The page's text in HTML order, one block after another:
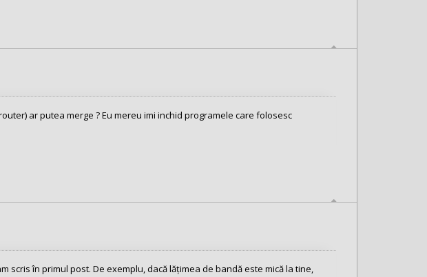
ar putea merge ? Eu mereu imi inchid programele care folosesc
scris în primul post. De exemplu, dacă lățimea de bandă este mică la tine,